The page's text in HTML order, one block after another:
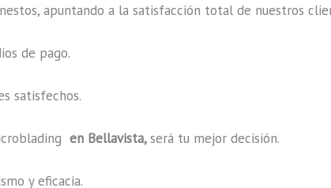
apuntando a la satisfacción total de nuestros
de pago.
satisfechos.
en Bellavista,será tu mejor decisión.
y eficacia.